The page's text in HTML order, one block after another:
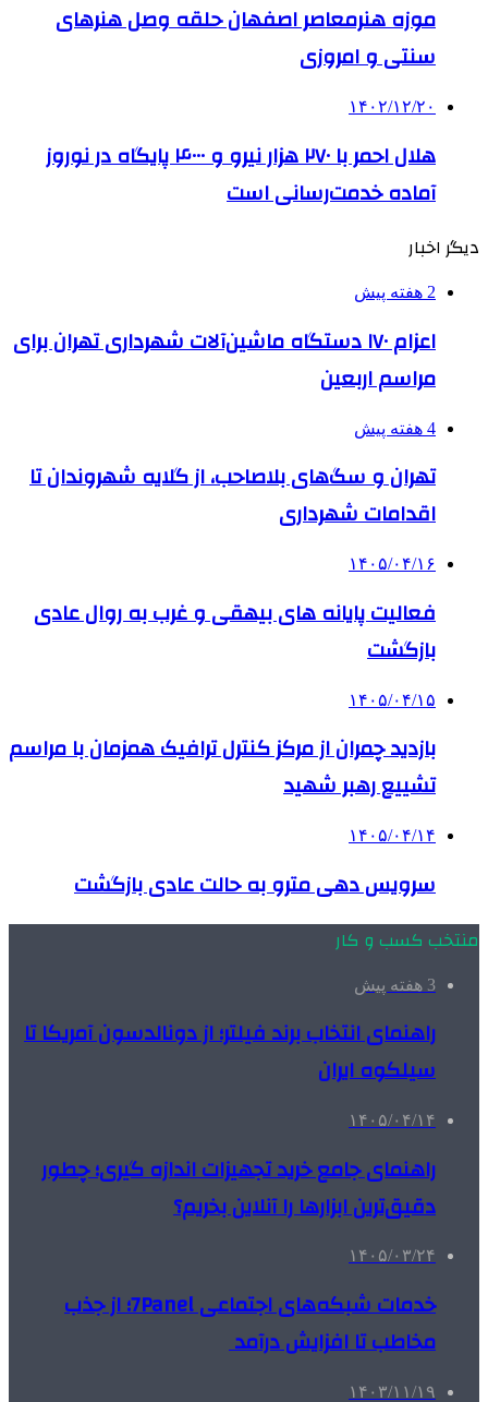
موزه هنرمعاصر اصفهان حلقه وصل هنرهای
سنتی و امروزی
۱۴۰۲/۱۲/۲۰
هلال احمر با ۲۷۰ هزار نیرو و ۴۰۰۰ پایگاه در نوروز
آماده خدمت‌رسانی است
دیگر اخبار
2 هفته پیش
اعزام ۱۷۰ دستگاه ماشین‌آلات شهرداری تهران برای
مراسم اربعین
4 هفته پیش
تهران و سگ‌های بلاصاحب، از گلایه شهروندان تا
اقدامات شهرداری
۱۴۰۵/۰۴/۱۶
فعالیت پایانه های بیهقی و غرب به روال عادی
بازگشت
۱۴۰۵/۰۴/۱۵
بازدید چمران از مرکز کنترل ترافیک همزمان با مراسم
تشییع رهبر شهید
۱۴۰۵/۰۴/۱۴
سرویس دهی مترو به حالت عادی بازگشت
منتخب کسب و کار
3 هفته پیش
راهنمای انتخاب برند فیلتر؛ از دونالدسون آمریکا تا
سیلکوه ایران
۱۴۰۵/۰۴/۱۴
راهنمای جامع خرید تجهیزات اندازه گیری؛ چطور
دقیق‌ترین ابزارها را آنلاین بخریم؟
۱۴۰۵/۰۳/۲۴
خدمات شبکه‌های اجتماعی 7Panel؛ از جذب
مخاطب تا افزایش درآمد
۱۴۰۳/۱۱/۱۹